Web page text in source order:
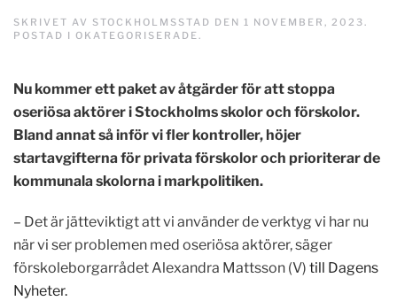
SKRIVET AV STOCKHOLMSSTAD DEN 1 NOVEMBER, 2023.
POSTAD I OKATEGORISERADE.
Nu kommer ett paket av åtgärder för att stoppa
oseriösa aktörer i Stockholms skolor och förskolor.
Bland annat så inför vi fler kontroller, höjer
startavgifterna för privata förskolor och prioriterar de
kommunala skolorna i markpolitiken.
– Det är jätteviktigt att vi använder de verktyg vi har nu
när vi ser problemen med oseriösa aktörer, säger
förskoleborgarrådet Alexandra Mattsson (V) till Dagens
Nyheter.